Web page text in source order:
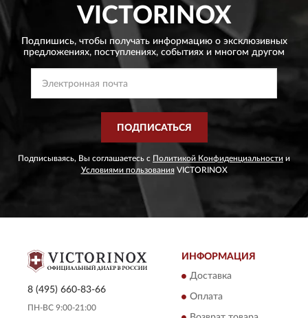
VICTORINOX
Подпишись, чтобы получать информацию о эксклюзивных
предложениях, поступлениях, событиях и многом другом
ПОДПИСАТЬСЯ
Подписываясь, Вы соглашаетесь с Политикой Конфиденциальности и
Условиями пользованияVICTORINOX
8 (495) 660-83-66
ПН-ВС 9:00-21:00
ИНФОРМАЦИЯ
Доставка
Оплата